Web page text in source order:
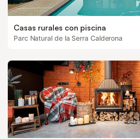
Casas rurales con piscina
Parc Natural de la Serra Calderona